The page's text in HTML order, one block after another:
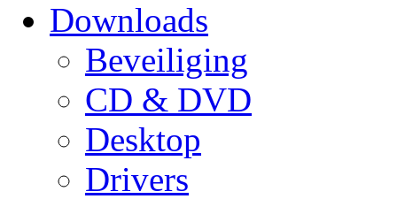
Downloads
Beveiliging
CD & DVD
Desktop
Drivers